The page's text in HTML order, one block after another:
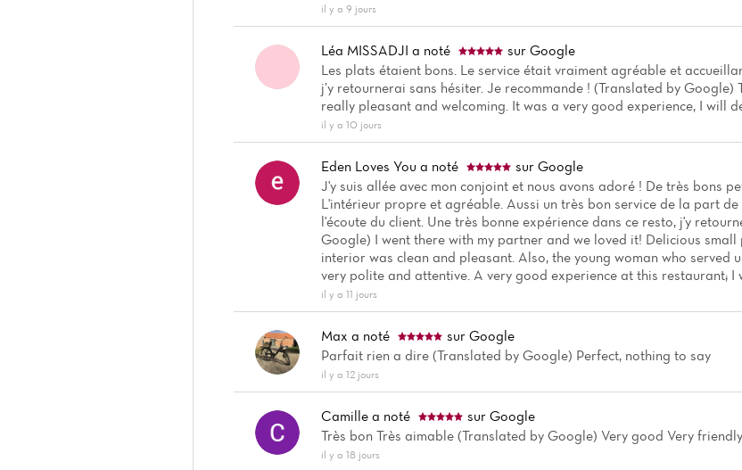
il y a 9 jours
Léa MISSADJI a noté
sur Google
Les plats étaient bons. Le service était vraiment agréable et
j’y retournerai sans hésiter. Je recommande ! (Translated by
really pleasant and welcoming. It was a very good experience, I will
il y a 10 jours
Eden Loves You a noté
sur Google
J'y suis allée avec mon conjoint et nous avons adoré ! De très bons
L'intérieur propre et agréable. Aussi un très bon service de la part
l'écoute du client. Une très bonne expérience dans ce resto, j'y
Google) I went there with my partner and we loved it! Delicious small
interior was clean and pleasant. Also, the young woman who served
very polite and attentive. A very good experience at this restaurant; I
il y a 11 jours
Max a noté
sur Google
Parfait rien a dire (Translated by Google) Perfect, nothing to say
il y a 12 jours
Camille a noté
sur Google
Très bon Très aimable (Translated by Google) Very good Very friendly
il y a 18 jours